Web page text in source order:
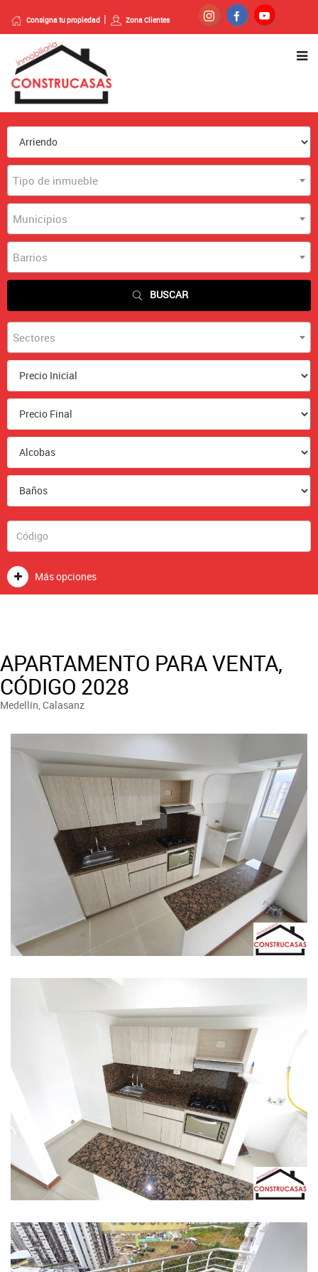
Consigna tu propiedad Zona Clientes
Tipo de inmueble
Municipios
Barrios
BUSCAR
Sectores
Más opciones
APARTAMENTO PARA VENTA,
CÓDIGO 2028
Medellín, Calasanz